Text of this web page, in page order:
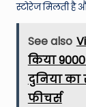
स्टोरेज मिलती है
See also
किया
दुनिया
फीचर्स